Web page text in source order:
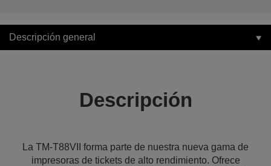
Descripción general
Descripción
La TM-T88VII forma parte de nuestra nueva gama de
impresoras de tickets de alto rendimiento. Ofrece